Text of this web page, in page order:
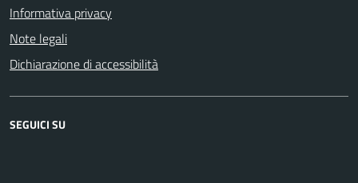
Informativa privacy
Note legali
Dichiarazione di accessibilità
SEGUICI SU